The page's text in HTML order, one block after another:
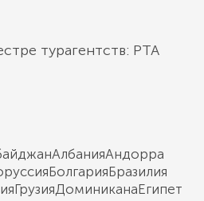
турагентств: РТА
АлбанияАндорра
БолгарияБразилия
ГрузияДоминиканаЕгипет